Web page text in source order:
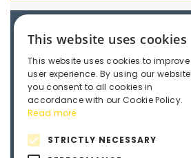
Catalogue
Linear guides
3D File
This website uses cookies
This website uses cookies to improve
user experience. By using our website
you consent to all cookies in
accordance with our Cookie Policy.
Read more
STRICTLY NECESSARY